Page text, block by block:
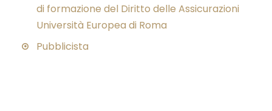
di formazione del Diritto delle Assicurazioni
Università Europea di Roma
Pubblicista